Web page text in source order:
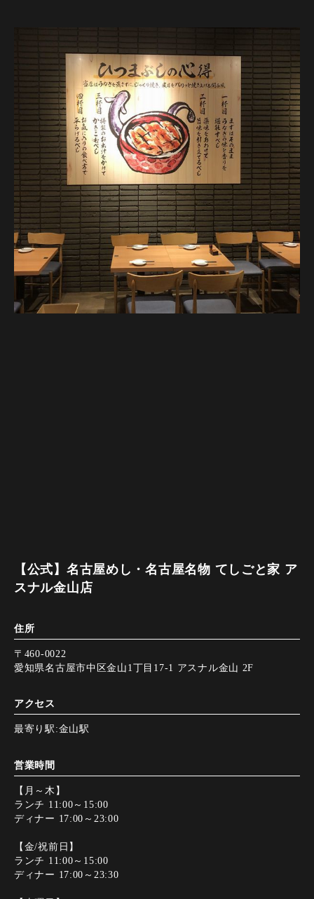
【公式】名古屋めし・名古屋名物 てしごと家 ア
スナル金山店
住所
〒460-0022
愛知県名古屋市中区金山1丁目17-1 アスナル金山 2F
アクセス
最寄り駅:金山駅
営業時間
【月～木】
ランチ 11:00～15:00
ディナー 17:00～23:00
【金/祝前日】
ランチ 11:00～15:00
ディナー 17:00～23:30